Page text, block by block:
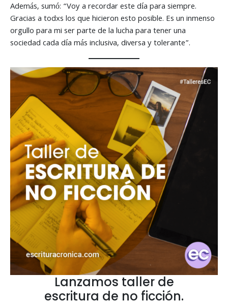
Además, sumó: “Voy a recordar este día para siempre.
Gracias a todxs los que hicieron esto posible. Es un inmenso
orgullo para mi ser parte de la lucha para tener una
sociedad cada día más inclusiva, diversa y tolerante”.
Lanzamos taller de
escritura de no ficción.